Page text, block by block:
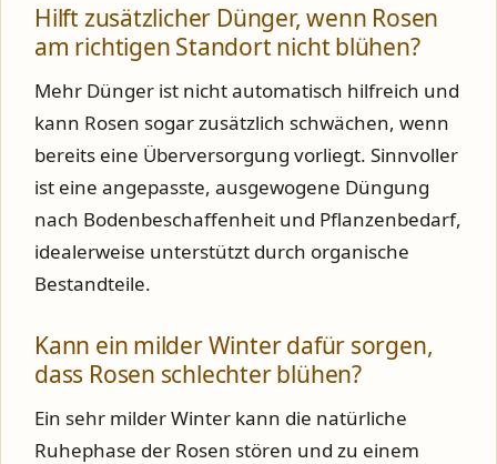
Hilft zusätzlicher Dünger, wenn Rosen
am richtigen Standort nicht blühen?
Mehr Dünger ist nicht automatisch hilfreich und
kann Rosen sogar zusätzlich schwächen, wenn
bereits eine Überversorgung vorliegt. Sinnvoller
ist eine angepasste, ausgewogene Düngung
nach Bodenbeschaffenheit und Pflanzenbedarf,
idealerweise unterstützt durch organische
Bestandteile.
Kann ein milder Winter dafür sorgen,
dass Rosen schlechter blühen?
Ein sehr milder Winter kann die natürliche
Ruhephase der Rosen stören und zu einem